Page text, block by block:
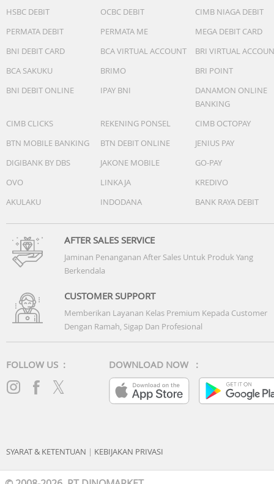
HSBC DEBIT
OCBC DEBIT
CIMB NIAGA DEBIT
PERMATA DEBIT
PERMATA ME
MEGA DEBIT CARD
BNI DEBIT CARD
BCA VIRTUAL ACCOUNT
BRI VIRTUAL
BCA SAKUKU
BRIMO
BRI POINT
BNI DEBIT ONLINE
IPAY BNI
DANAMON ONLINE
BANKING
CIMB CLICKS
REKENING PONSEL
CIMB OCTOPAY
BTN MOBILE BANKING
BTN DEBIT ONLINE
JENIUS PAY
DIGIBANK BY DBS
JAKONE MOBILE
GO-PAY
OVO
LINKAJA
KREDIVO
AKULAKU
INDODANA BANK RAYA DEBIT
AFTER SALES SERVICE
Jaminan Penanganan After Sales Untuk Produk Yang
Berkendala
CUSTOMER SUPPORT
Memberikan Layanan Kelas Premium Kepada Customer
Dengan Ramah, Sigap Dan Profesional
FOLLOW US : DOWNLOAD NOW :
SYARAT & KETENTUAN | KEBIJAKAN PRIVASI